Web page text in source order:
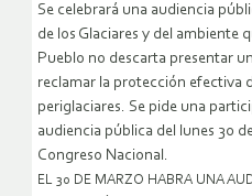
Se celebrará una audiencia
de los Glaciares y del ambiente
Pueblo no descarta presentar
reclamar la protección efectiva
periglaciares. Se pide una
audiencia pública del lunes 30
Congreso Nacional.
EL 30 DE MARZO HABRA UNA